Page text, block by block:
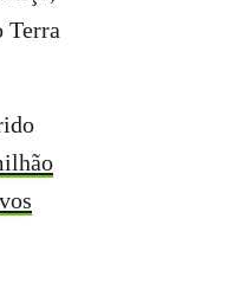
Terra